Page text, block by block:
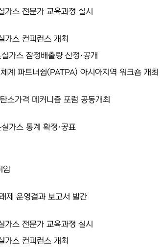
가스 전문가 교육과정 실시
가스 컨퍼런스 개최
가스 잠정배출량 산정·공개
계 파트너쉽(PATPA) 아시아지역 워크숍 개최
소가격 메커니즘 포럼 공동개최
가스 통계 확정·공표
임
제 운영결과 보고서 발간
가스 전문가 교육과정 실시
가스 컨퍼런스 개최